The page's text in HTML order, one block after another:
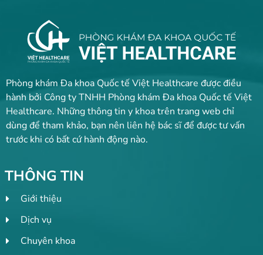
Phòng khám Đa khoa Quốc tế Việt Healthcare được điều
hành bởi Công ty TNHH Phòng khám Đa khoa Quốc tế Việt
Healthcare. Những thông tin y khoa trên trang web chỉ
dùng để tham khảo, bạn nên liên hệ bác sĩ để được tư vấn
trước khi có bất cứ hành động nào.
THÔNG TIN
Giới thiệu
Dịch vụ
Chuyên khoa